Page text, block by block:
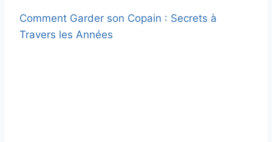
Comment Garder son Copain : Secrets à
Travers les Années